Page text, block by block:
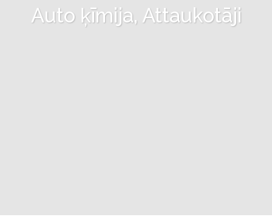
Auto ķīmija, Attaukotāji